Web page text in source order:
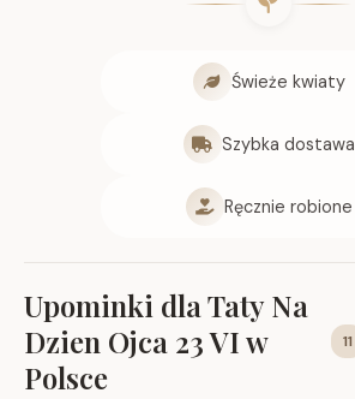
Świeże kwiaty
Szybka dostawa
Ręcznie robione
Upominki dla Taty Na
Dzien Ojca 23 VI w
Polsce
11